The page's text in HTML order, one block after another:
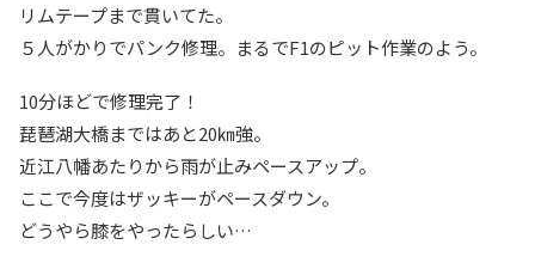
リムテープまで貫いてた。
５人がかりでパンク修理。まるでF1のピット作業のよう。
10分ほどで修理完了！
琵琶湖大橋まではあと20㎞強。
近江八幡あたりから雨が止みペースアップ。
ここで今度はザッキーがペースダウン。
どうやら膝をやったらしい…